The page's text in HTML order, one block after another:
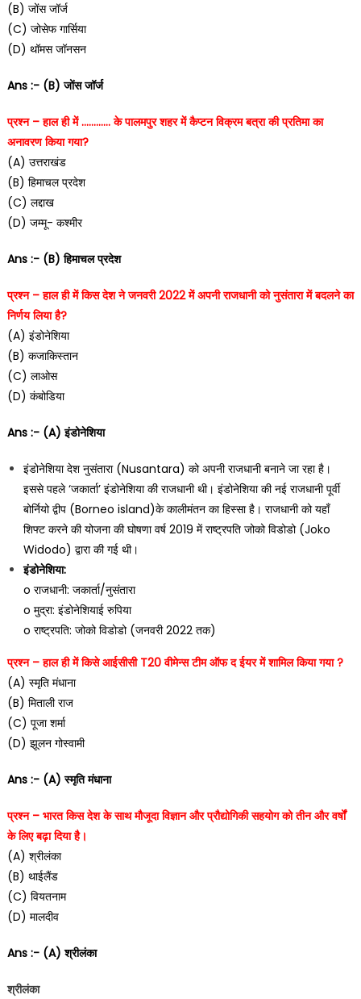
(B) जोंस जॉर्ज
(C) जोसेफ गार्सिया
(D) थॉमस जॉनसन
Ans :- (B) जोंस जॉर्ज
प्रश्न – हाल ही में ………… के पालमपुर शहर में कैप्टन विक्रम बत्रा की प्रतिमा का
अनावरण किया गया?
(A) उत्तराखंड
(B) हिमाचल प्रदेश
(C) लद्दाख
(D) जम्मू- कश्मीर
Ans :- (B) हिमाचल प्रदेश
प्रश्न – हाल ही में किस देश ने जनवरी 2022 में अपनी राजधानी को नुसंतारा में बदलने का
निर्णय लिया है?
(A) इंडोनेशिया
(B) कजाकिस्तान
(C) लाओस
(D) कंबोडिया
Ans :- (A) इंडोनेशिया
इंडोनेशिया देश नुसंतारा (Nusantara) को अपनी राजधानी बनाने जा रहा है।
इससे पहले ‘जकार्ता’ इंडोनेशिया की राजधानी थी। इंडोनेशिया की नई राजधानी पूर्वी
बोर्नियो द्वीप (Borneo island)के कालीमंतन का हिस्सा है। राजधानी को यहाँ
शिफ्ट करने की योजना की घोषणा वर्ष 2019 में राष्ट्रपति जोको विडोडो (Joko
Widodo) द्वारा की गई थी।
इंडोनेशिया:
o राजधानी: जकार्ता/नुसंतारा
o मुद्रा: इंडोनेशियाई रुपिया
o राष्ट्रपति: जोको विडोडो (जनवरी 2022 तक)
प्रश्न – हाल ही में किसे आईसीसी T20 वीमेन्स टीम ऑफ द ईयर में शामिल किया गया ?
(A) स्मृति मंधाना
(B) मिताली राज
(C) पूजा शर्मा
(D) झूलन गोस्वामी
Ans :- (A) स्मृति मंधाना
प्रश्न – भारत किस देश के साथ मौजूदा विज्ञान और प्रौद्योगिकी सहयोग को तीन और वर्षों
के लिए बढ़ा दिया है।
(A) श्रीलंका
(B) थाईलैंड
(C) वियतनाम
(D) मालदीव
Ans :- (A) श्रीलंका
श्रीलंका